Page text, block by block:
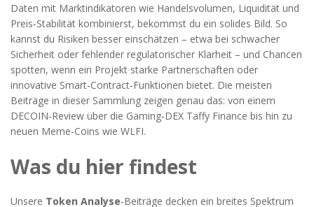
Daten mit Marktindikatoren wie Handelsvolumen, Liquidität und
Preis‑Stabilität kombinierst, bekommst du ein solides Bild. So
kannst du Risiken besser einschätzen – etwa bei schwacher
Sicherheit oder fehlender regulatorischer Klarheit – und Chancen
spotten, wenn ein Projekt starke Partnerschaften oder
innovative Smart‑Contract‑Funktionen bietet. Die meisten
Beiträge in dieser Sammlung zeigen genau das: von einem
DECOIN‑Review über die Gaming‑DEX Taffy Finance bis hin zu
neuen Meme‑Coins wie WLFI.
Was du hier findest
Unsere Token Analyse-Beiträge decken ein breites Spektrum